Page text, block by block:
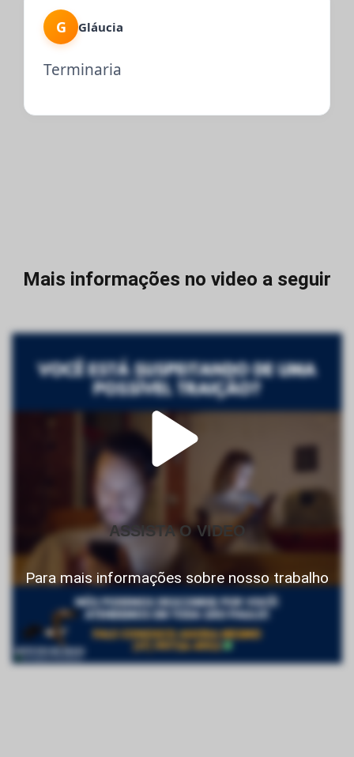
G Gláucia
Terminaria
Mais informações no video a seguir
ASSISTA O VIDEO
Para mais informações sobre nosso trabalho